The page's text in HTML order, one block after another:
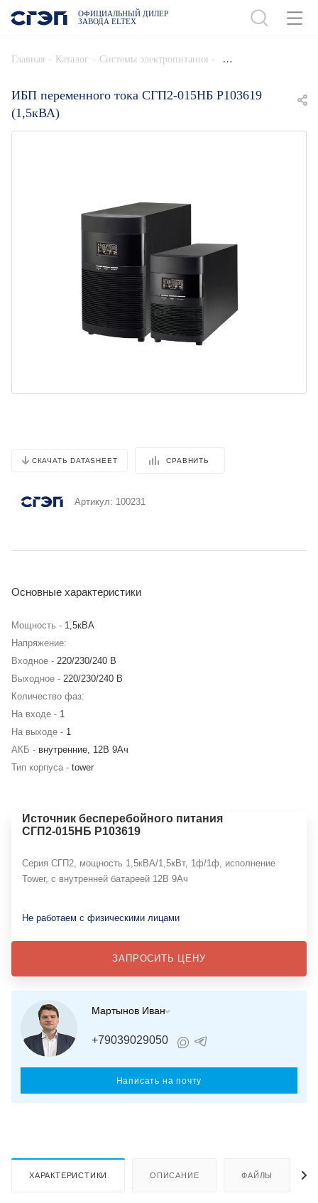
ОФИЦИАЛЬНЫЙ ДИЛЕР
ЗАВОДА ELTEX
Главная - Каталог - Системы электропитания -
ИБП переменного тока СГП2-015НБ Р103619
(1,5кВА)
СКАЧАТЬ DATASHEET СРАВНИТЬ
Артикул: 100231
Основные характеристики
Мощность - 1,5кВА
Напряжение:
Входное - 220/230/240 В
Выходное - 220/230/240 В
Количество фаз:
На входе - 1
На выходе - 1
АКБ - внутренние, 12В 9Ач
Тип корпуса - tower
Источник бесперебойного питания
СГП2-015НБ Р103619
Серия СГП2, мощность 1,5кВА/1,5кВт, 1ф/1ф, исполнение
Tower, с внутренней батареей 12В 9Ач
Не работаем с физическими лицами
ЗАПРОСИТЬ ЦЕНУ
Мартынов Иван
+79039029050
Написать на почту
ХАРАКТЕРИСТИКИ ОПИСАНИЕ ФАЙЛЫ